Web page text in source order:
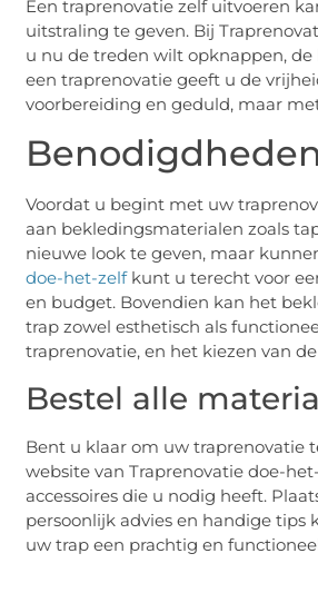
Een traprenovatie zelf uitvoeren
uitstraling te geven. Bij
u nu de treden wilt opknappen,
een traprenovatie geeft u de
voorbereiding en geduld, maar
Voordat u begint met uw
aan bekledingsmaterialen zoals
nieuwe look te geven, maar
doe-het-zelfkunt u terecht voor
en budget. Bovendien kan het
trap zowel esthetisch als
traprenovatie, en het kiezen van
Bestel alle
Bent u klaar om uw traprenovatie
website van Traprenovatie doe-
accessoires die u nodig heeft.
persoonlijk advies en handige
uw trap een prachtig en